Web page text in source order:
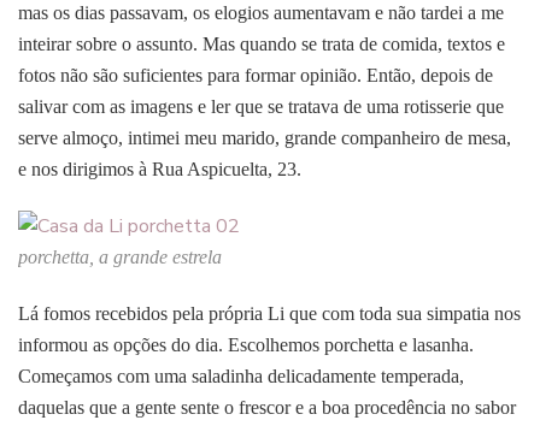
mas os dias passavam, os elogios aumentavam e não tardei a me
inteirar sobre o assunto. Mas quando se trata de comida, textos e
fotos não são suficientes para formar opinião. Então, depois de
salivar com as imagens e ler que se tratava de uma rotisserie que
serve almoço, intimei meu marido, grande companheiro de mesa,
e nos dirigimos à Rua Aspicuelta, 23.
porchetta, a grande estrela
Lá fomos recebidos pela própria Li que com toda sua simpatia nos
informou as opções do dia. Escolhemos porchetta e lasanha.
Começamos com uma saladinha delicadamente temperada,
daquelas que a gente sente o frescor e a boa procedência no sabor